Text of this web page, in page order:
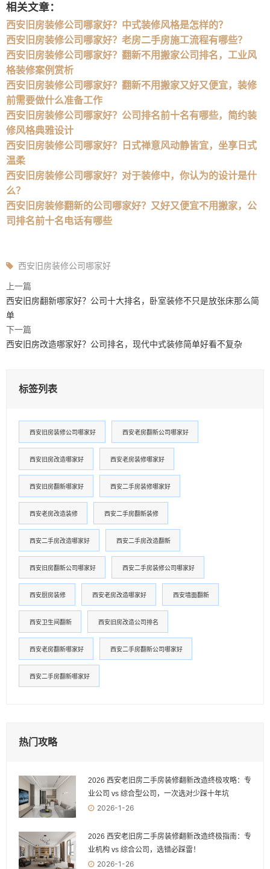
相关文章：
西安旧房装修公司哪家好？中式装修风格是怎样的？
西安旧房装修公司哪家好？老房二手房施工流程有哪些？
西安旧房装修公司哪家好？翻新不用搬家公司排名，工业风
格装修案例赏析
西安旧房装修公司哪家好？翻新不用搬家又好又便宜，装修
前需要做什么准备工作
西安旧房装修公司哪家好？公司排名前十名有哪些，简约装
修风格典雅设计
西安旧房装修公司哪家好？日式禅意风动静皆宜，坐享日式
温柔
西安旧房装修公司哪家好？对于装修中，你认为的设计是什
么？
西安旧房装修翻新的公司哪家好？又好又便宜不用搬家，公
司排名前十名电话有哪些
西安旧房装修公司哪家好
上一篇
西安旧房翻新哪家好？公司十大排名，卧室装修不只是放张床那么简
单
下一篇
西安旧房改造哪家好？公司排名，现代中式装修简单好看不复杂
标签列表
西安旧房装修公司哪家好 西安老房翻新公司哪家好
西安旧房改造哪家好 西安老房装修哪家好
西安旧房翻新哪家好 西安二手房装修哪家好
西安老房改造装修 西安二手房翻新装修
西安二手房改造哪家好 西安二手房改造翻新
西安旧房翻新公司哪家好 西安二手房装修公司哪家好
西安厨房装修 西安老房改造哪家好 西安墙面翻新
西安卫生间翻新 西安旧房改造公司排名
西安老房翻新哪家好 西安二手房翻新公司哪家好
西安二手房翻新哪家好
热门攻略
2026 西安老旧房二手房装修翻新改造终极攻略：专
业公司 vs 综合型公司，一次选对少踩十年坑
2026-1-26
2026 西安老旧房二手房装修翻新改造终极指南：专
业机构 vs 综合公司，选错必踩雷！
2026-1-26